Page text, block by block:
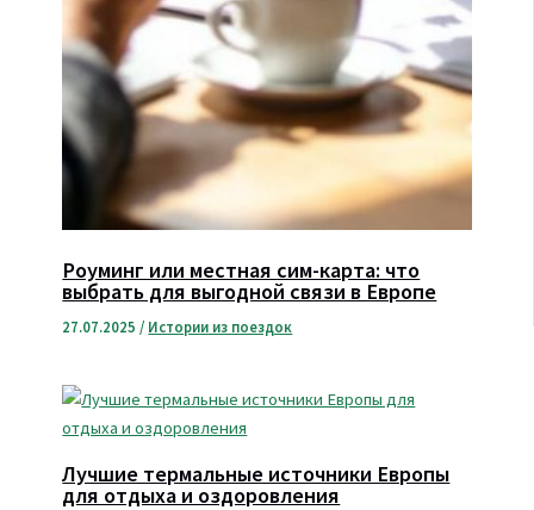
Роуминг или местная сим-карта: что
выбрать для выгодной связи в Европе
27.07.2025 / Истории из поездок
Лучшие термальные источники Европы
для отдыха и оздоровления